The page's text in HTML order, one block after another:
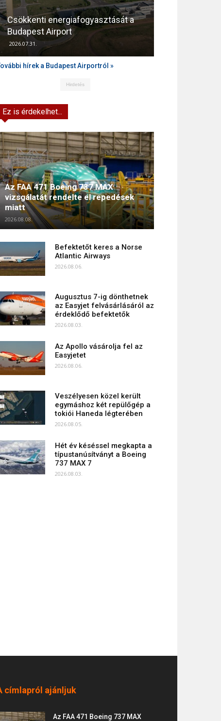
Csökkenti energiafogyasztását a
Budapest Airport
2026.07.31.
hírek a Budapest Airportról »
Hirdetés
Ez is érdekelhet...
Az FAA 471 Boeing 737 MAX
vizsgálatát rendelte el repedések
miatt
2026.08.08.
Befektetőt keres a Norse
Atlantic Airways
2026.08.06.
Augusztus 7-ig dönthetnek
az Easyjet felvásárlásáról az
érdeklődő befektetők
2026.08.03.
Az Apollo vásárolja fel az
Easyjetet
2026.08.06.
Veszélyesen közel került
egymáshoz két repülőgép a
tokiói Haneda légterében
2026.08.05.
Hét év késéssel megkapta a
típustanúsítványt a Boeing
737 MAX 7
2026.08.03.
címlapról ajánljuk
Az FAA 471 Boeing 737 MAX